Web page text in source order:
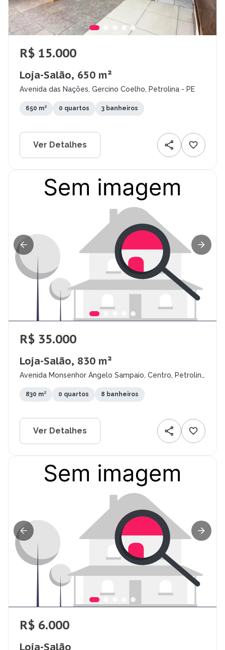
R$ 15.000
Loja-Salão, 650 m²
Avenida das Nações, Gercino Coelho, Petrolina - PE
650 m² 0 quartos 3 banheiros
Ver Detalhes
R$ 35.000
Loja-Salão, 830 m²
Avenida Monsenhor Ângelo Sampaio, Centro, Petrolina
830 m² 0 quartos 8 banheiros
Ver Detalhes
R$ 6.000
Loja-Salão